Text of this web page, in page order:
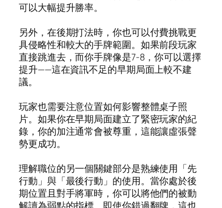
可以大幅提升勝率。
另外，在後期打法時，你也可以付費挑戰更
具侵略性和較大的手牌範圍。如果前段玩家
直接跳進去，而你手牌像是7-8，你可以選擇
提升——這在資訊不足的早期局面上較不建
議。
玩家也需要注意位置如何影響整體桌子照
片。如果你在早期局面建立了緊密玩家的紀
錄，你的加注通常會被尊重，這能讓虛張聲
勢更成功。
理解職位的另一個關鍵部分是熟練使用「先
行動」與「最後行動」的使用。當你處於後
期位置且對手將軍時，你可以將他們的被動